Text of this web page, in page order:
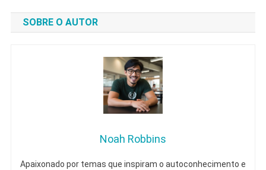
SOBRE O AUTOR
Noah Robbins
Apaixonado por temas que inspiram o autoconhecimento e